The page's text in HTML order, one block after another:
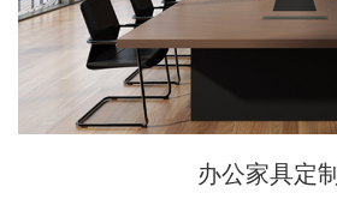
办公家具定制